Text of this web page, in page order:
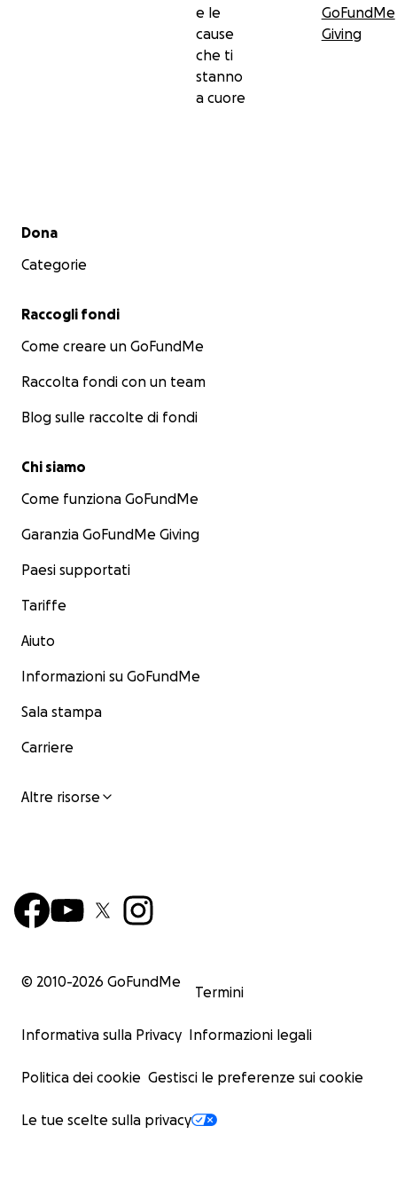
e le
cause
che ti
stanno
a cuore
GoFundMe
Giving
Menu secondario
Dona
Categorie
Raccogli fondi
Come creare un GoFundMe
Raccolta fondi con un team
Blog sulle raccolte di fondi
Chi siamo
Come funziona GoFundMe
Garanzia GoFundMe Giving
Paesi supportati
Tariffe
Aiuto
Informazioni su GoFundMe
Sala stampa
Carriere
Altre risorse
© 2010-2026 GoFundMe
Termini
Informativa sulla Privacy Informazioni legali
Politica dei cookie Gestisci le preferenze sui cookie
Le tue scelte sulla privacy